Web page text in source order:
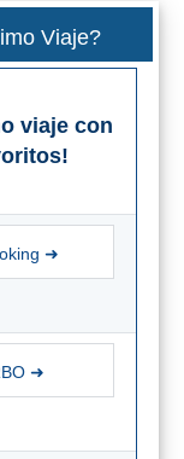
Viaje?
viaje con
➜
➜